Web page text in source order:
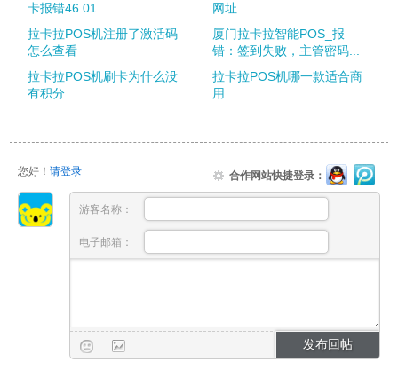
卡报错46 01
网址
拉卡拉POS机注册了激活码
怎么查看
厦门拉卡拉智能POS_报
错：签到失败，主管密码...
拉卡拉POS机刷卡为什么没
有积分
拉卡拉POS机哪一款适合商
用
您好！ 请登录 合作网站快捷登录：
游客名称：
电子邮箱：